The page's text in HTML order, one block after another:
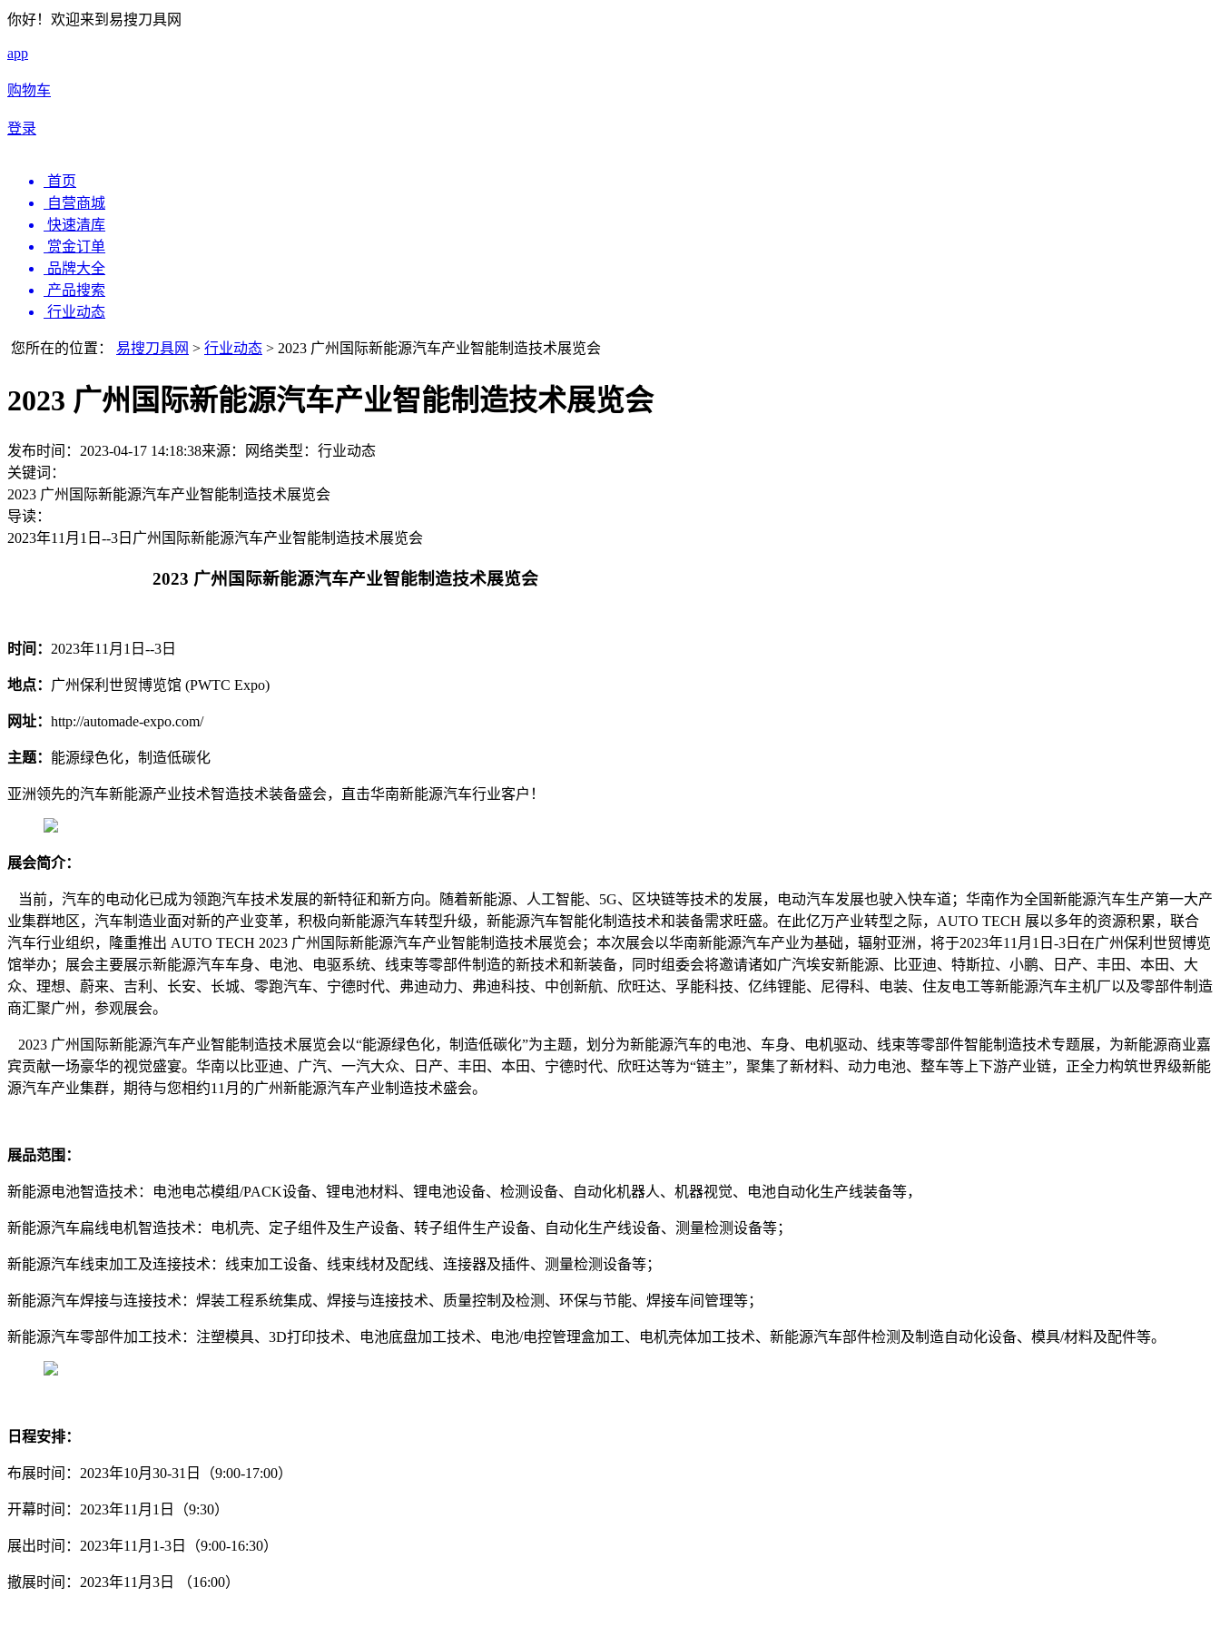
你好！欢迎来到易搜刀具网
app
购物车
登录
首页
自营商城
快速清库
赏金订单
品牌大全
产品搜索
行业动态
您所在的位置： 易搜刀具网 > 行业动态 > 2023 广州国际新能源汽车产业智能制造技术展览会
2023 广州国际新能源汽车产业智能制造技术展览会
发布时间：2023-04-17 14:18:38来源：网络类型： 行业动态
关键词：
2023 广州国际新能源汽车产业智能制造技术展览会
导读：
2023年11月1日--3日广州国际新能源汽车产业智能制造技术展览会
2023 广州国际新能源汽车产业智能制造技术展览会
时间： 2023年11月1日--3日
地点： 广州保利世贸博览馆 (PWTC Expo)
网址： http://automade-expo.com/
主题： 能源绿色化，制造低碳化
亚洲领先的汽车新能源产业技术智造技术装备盛会，直击华南新能源汽车行业客户！
展会简介：
当前，汽车的电动化已成为领跑汽车技术发展的新特征和新方向。随着新能源、人工智能、5G、区块链等技术的发展，电动汽车发展也驶入快车道；华南作为全国新能源汽车生产第一大产
业集群地区，汽车制造业面对新的产业变革，积极向新能源汽车转型升级，新能源汽车智能化制造技术和装备需求旺盛。在此亿万产业转型之际，AUTO TECH 展以多年的资源积累，联合
汽车行业组织，隆重推出 AUTO TECH 2023 广州国际新能源汽车产业智能制造技术展览会；本次展会以华南新能源汽车产业为基础，辐射亚洲，将于2023年11月1日-3日在广州保利世贸博览
馆举办；展会主要展示新能源汽车车身、电池、电驱系统、线束等零部件制造的新技术和新装备，同时组委会将邀请诸如广汽埃安新能源、比亚迪、特斯拉、小鹏、日产、丰田、本田、大
众、理想、蔚来、吉利、长安、长城、零跑汽车、宁德时代、弗迪动力、弗迪科技、中创新航、欣旺达、孚能科技、亿纬锂能、尼得科、电装、住友电工等新能源汽车主机厂以及零部件制造
商汇聚广州，参观展会。
2023 广州国际新能源汽车产业智能制造技术展览会以“能源绿色化，制造低碳化”为主题，划分为新能源汽车的电池、车身、电机驱动、线束等零部件智能制造技术专题展，为新能源商业嘉
宾贡献一场豪华的视觉盛宴。华南以比亚迪、广汽、一汽大众、日产、丰田、本田、宁德时代、欣旺达等为“链主”，聚集了新材料、动力电池、整车等上下游产业链，正全力构筑世界级新能
源汽车产业集群，期待与您相约11月的广州新能源汽车产业制造技术盛会。
展品范围：
新能源电池智造技术：电池电芯模组/PACK设备、锂电池材料、锂电池设备、检测设备、自动化机器人、机器视觉、电池自动化生产线装备等，
新能源汽车扁线电机智造技术：电机壳、定子组件及生产设备、转子组件生产设备、自动化生产线设备、测量检测设备等；
新能源汽车线束加工及连接技术：线束加工设备、线束线材及配线、连接器及插件、测量检测设备等；
新能源汽车焊接与连接技术：焊装工程系统集成、焊接与连接技术、质量控制及检测、环保与节能、焊接车间管理等；
新能源汽车零部件加工技术：注塑模具、3D打印技术、电池底盘加工技术、电池/电控管理盒加工、电机壳体加工技术、新能源汽车部件检测及制造自动化设备、模具/材料及配件等。
日程安排：
布展时间：2023年10月30-31日（9:00-17:00）
开幕时间：2023年11月1日（9:30）
展出时间：2023年11月1-3日（9:00-16:30）
撤展时间：2023年11月3日 （16:00）